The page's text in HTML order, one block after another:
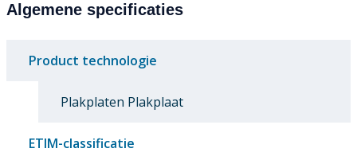
Algemene specificaties
Product technologie
Plakplaten Plakplaat
ETIM-classificatie